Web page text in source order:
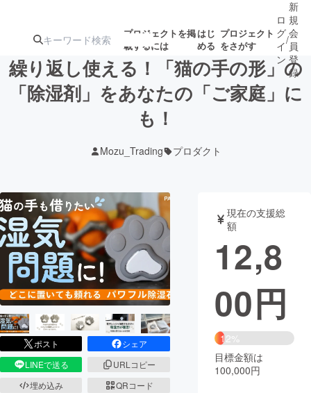
プロジェクトを掲
載するには
はじ
める
プロジェクト
をさがす
注目の新着プロ
テクノロジー・ガジェット
映像・映画 書籍・雑誌
ビジネス・起業 チャレンジ
まちづくり・地域活性化
CAMPFIRE for Social Good
CAMPFIRE Creation
ロ
グ
イ
ン
/
新
規
会
員
登
録
繰り返し使える！「猫の手の形」の
「除湿剤」をあなたの「ご家庭」に
も！
Mozu_Trading プロダクト
ポスト
シェア
LINEで送る
URLコピー
埋め込み
QRコード
現在の支援総
額
12,8
00円
12%
目標金額は
100,000円